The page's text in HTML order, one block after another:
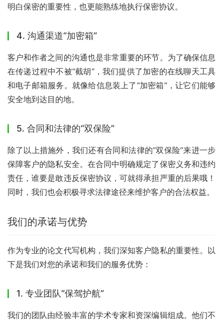
明白保密的重要性，也更能熟练地执行保密协议。
4. 沟通渠道“加密箱”
客户和作者之间的沟通也是非常重要的环节。为了确保信息
在传递过程中不被“截胡”，我们提供了加密的在线聊天工具
和电子邮箱服务。就像给信息装上了“加密箱”，让它们能够
安全地到达目的地。
5. 合同和法律的“双保险”
除了以上措施外，我们还有合同和法律的“双保险”来进一步
保障客户的隐私安全。在合同中明确规定了保密义务和违约
责任，谁要是敢违反保密协议，可就得承担严重的后果哦！
同时，我们也会积极寻求法律途径来维护客户的合法权益。
我们的承诺与优势
作为专业的论文代写机构，我们深知客户隐私的重要性。以
下是我们对您的承诺和我们的服务优势：
1. 专业团队“保驾护航”
我们的团队由经验丰富的学术专家和资深编辑组成。他们不